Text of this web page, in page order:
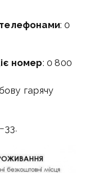
телефонами: 0
номер: 0 800
гарячу